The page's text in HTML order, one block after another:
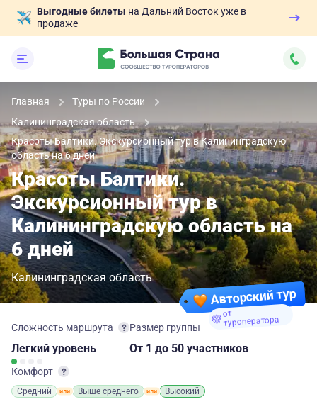
Выгодные билеты на Дальний Восток уже в
продаже
Главная
Туры по России
Калининградская область
Красоты Балтики. Экскурсионный тур в Калининградскую
область на 6 дней
Авторский тур
от
туроператора
Красоты Балтики.
Экскурсионный тур в
Калининградскую область на
6 дней
Калининградская область
Сложность маршрута
Легкий уровень
Комфорт
Средний Выше среднего Высокий
Размер группы
От 1 до 50 участников